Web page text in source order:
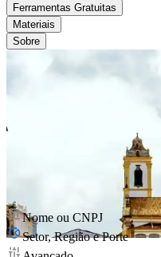
Ferramentas Gratuitas
Materiais
Sobre
Nome ou CNPJ
Setor, Região e Porte